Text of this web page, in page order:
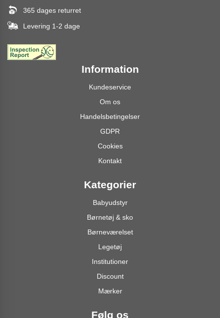
365 dages returret
Levering 1-2 dage
Information
Kundeservice
Om os
Handelsbetingelser
GDPR
Cookies
Kontakt
Kategorier
Babyudstyr
Børnetøj & sko
Børneværelset
Legetøj
Institutioner
Discount
Mærker
Følg os